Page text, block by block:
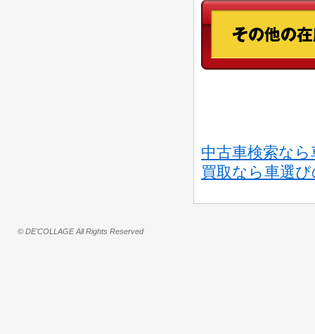
中古車検索な
買取なら車選
© DE'COLLAGE All Rights Reserved